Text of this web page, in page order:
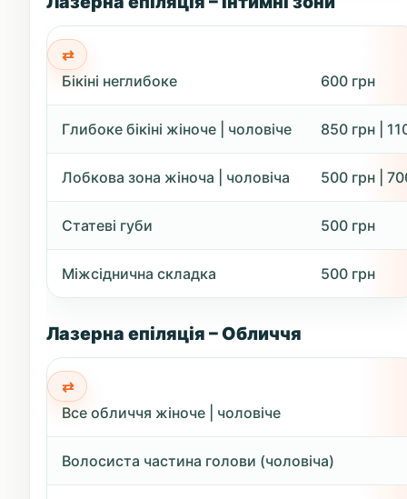
Бікіні неглибоке 600 грн
Глибоке бікіні жіноче | чоловіче 850 грн |
Лобкова зона жіноча | чоловіча 500 грн |
Статеві губи 500 грн
Міжсіднична складка 500 грн
Лазерна епіляція – Обличчя
Все обличчя жіноче | чоловіче
Волосиста частина голови (чоловіча)